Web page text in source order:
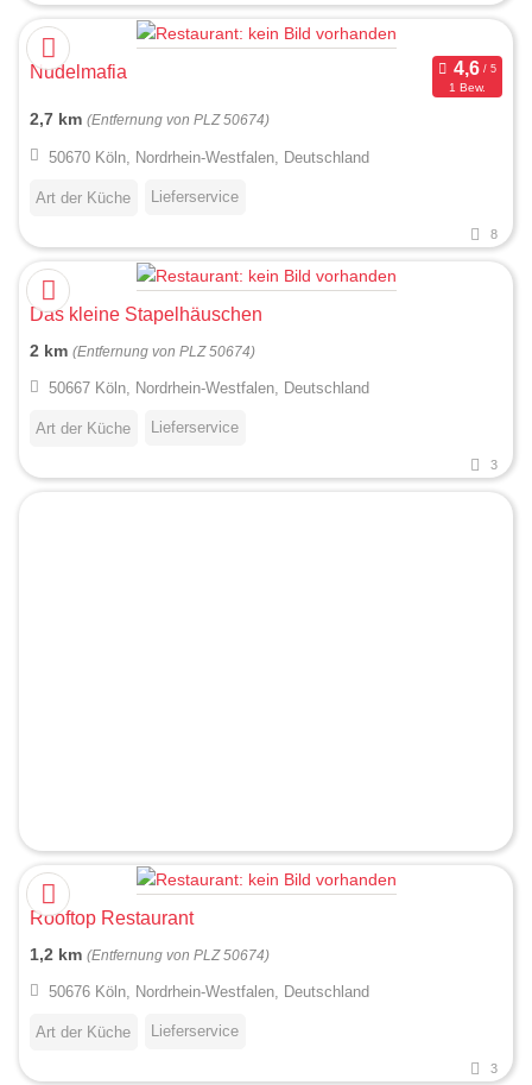
Nudelmafia
1 Bew.
2,7 km (Entfernung von PLZ 50674)
50670 Köln, Nordrhein-Westfalen, Deutschland
Art der Küche Lieferservice
8
Das kleine Stapelhäuschen
2 km (Entfernung von PLZ 50674)
50667 Köln, Nordrhein-Westfalen, Deutschland
Art der Küche Lieferservice
3
Rooftop Restaurant
1,2 km (Entfernung von PLZ 50674)
50676 Köln, Nordrhein-Westfalen, Deutschland
Art der Küche Lieferservice
3